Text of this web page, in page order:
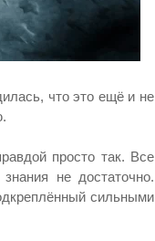
что это ещё и не
просто так. Все
не достаточно.
сильными